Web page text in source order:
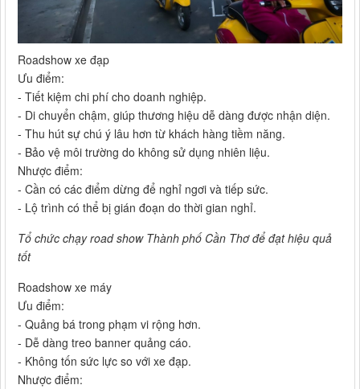
Roadshow xe đạp
Ưu điểm:
- Tiết kiệm chi phí cho doanh nghiệp.
- Di chuyển chậm, giúp thương hiệu dễ dàng được nhận diện.
- Thu hút sự chú ý lâu hơn từ khách hàng tiềm năng.
- Bảo vệ môi trường do không sử dụng nhiên liệu.
Nhược điểm:
- Cần có các điểm dừng để nghỉ ngơi và tiếp sức.
- Lộ trình có thể bị gián đoạn do thời gian nghỉ.
Tổ chức chạy road show Thành phố Cần Thơ để đạt hiệu quả
tốt
Roadshow xe máy
Ưu điểm:
- Quảng bá trong phạm vi rộng hơn.
- Dễ dàng treo banner quảng cáo.
- Không tốn sức lực so với xe đạp.
Nhược điểm: